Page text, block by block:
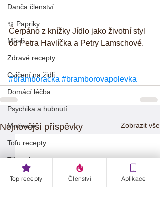
Danča členství
🫑 Papriky
Müsli
Zdravé recepty
Cvičení na židli
Domácí léčba
Psychika a hubnutí
Motivace
Tofu recepty
Těstoviny
Rizoto
Čerpáno z knížky Jídlo jako životní styl
od Petra Havlíčka a Petry Lamschové.
#bramboracka #bramborovapolevka
Nejnovější příspěvky Zobrazit vše
Top recepty Členství Aplikace